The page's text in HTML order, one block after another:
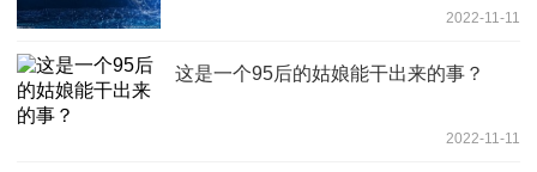
2022-11-11
这是一个95后的姑娘能干出来的事？
2022-11-11